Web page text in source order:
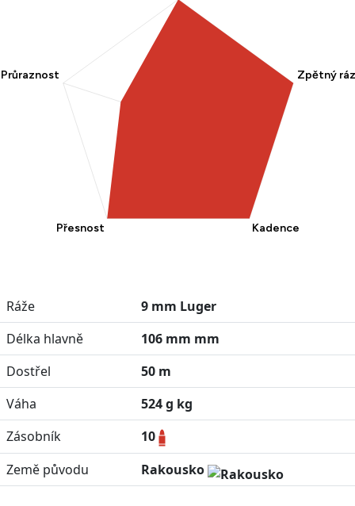
Ráže
9 mm Luger
Délka hlavně
106 mm mm
Dostřel
50 m
Váha
524 g kg
Zásobník
10
Země původu
Rakousko